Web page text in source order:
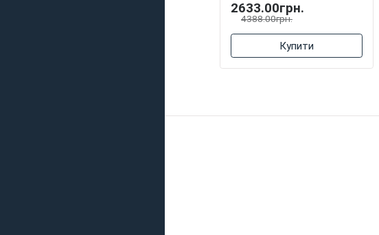
2633.00грн.
4388.00грн.
Купити